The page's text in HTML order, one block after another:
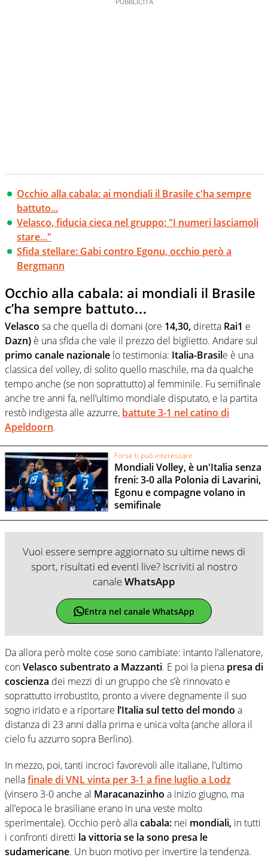
Occhio alla cabala: ai mondiali il Brasile c'ha sempre
battuto...
Velasco, fiducia cieca nel gruppo: "I numeri lasciamoli
stare..."
Sfida stellare: Gabi contro Egonu, occhio però a
Bergmann
Occhio alla cabala: ai mondiali il Brasile
c’ha sempre battuto…
Velasco sa che quella di domani (ore 14,30, diretta Rai1 e
Dazn) è una sfida che vale il prezzo del biglietto. Andare sul
primo canale nazionale lo testimonia: Italia-Brasile è una
classica del volley, di solito quello maschile, ma da qualche
tempo anche (se non soprattutto) al femminile. Fu semifinale
anche tre anni fa, nell’ultimo mondiale disputato, e la partita
restò indigesta alle azzurre, battute 3-1 nel catino di
Apeldoorn.
Forse ti può interessare
Mondiali Volley, è un'Italia senza
freni: 3-0 alla Polonia di Lavarini,
Egonu e compagne volano in
semifinale
Vuoi essere sempre aggiornato su ultime news di
sport, risultati ed eventi live? Iscriviti al nostro
canaleWhatsApp
Entra nel canale WhatsApp
Da allora però molte cose sono cambiate: intanto l’allenatore,
conVelasco subentrato a Mazzanti. E poi la piena presa di
coscienza dei mezzi di un gruppo che s’è rinnovato e
soprattutto irrobustito, pronto a vivere degnamente il suo
sogno iridato e a riportare l’Italia sul tetto del mondo a
distanza di 23 anni dalla prima e unica volta (anche allora il
cielo fu azzurro sopra Berlino).
In mezzo, poi, tanti incroci favorevoli alle italiane, l’ultimo
nellafinale di VNL vinta per 3-1 a fine luglio a Lodz
(vinsero 3-0 anche al Maracanazinho a inizio giugno, ma
all’epoca le brasiliane erano in una veste molto
sperimentale). Occhio però allacabala: nei mondiali, in tutti
i confronti diretti la vittoria se la sono presa le
sudamericane. Un buon motivo per invertire la tendenza.